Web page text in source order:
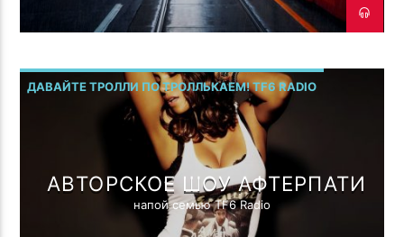
ДАВАЙТЕ ТРОЛЛИ ПО ТРОЛЛЬКАЕМ! TF6 RADIO
АВТОРСКОЕ ШОУ АФТЕРПАТИ
напой семью TF6 Radio